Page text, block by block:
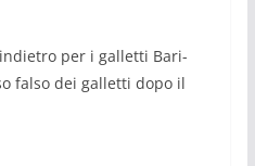
per i galletti Bari-
falso dei galletti dopo il